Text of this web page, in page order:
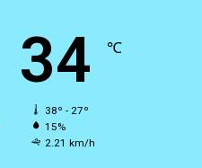
34 ℃
38º - 27º
15%
2.21 km/h